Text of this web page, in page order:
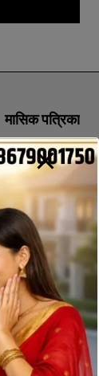
मासिक पत्रिका
NEWSLETTER